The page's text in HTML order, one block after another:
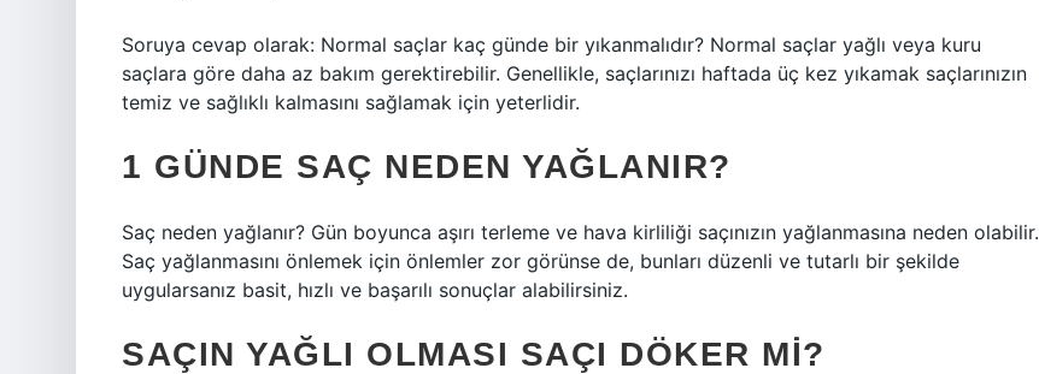
Soruya cevap olarak: Normal saçlar kaç günde bir yıkanmalıdır? Normal saçlar yağlı veya kuru
saçlara göre daha az bakım gerektirebilir. Genellikle, saçlarınızı haftada üç kez yıkamak saçlarınızın
temiz ve sağlıklı kalmasını sağlamak için yeterlidir.
1 GÜNDE SAÇ NEDEN YAĞLANIR?
Saç neden yağlanır? Gün boyunca aşırı terleme ve hava kirliliği saçınızın yağlanmasına neden olabilir.
Saç yağlanmasını önlemek için önlemler zor görünse de, bunları düzenli ve tutarlı bir şekilde
uygularsanız basit, hızlı ve başarılı sonuçlar alabilirsiniz.
SAÇIN YAĞLI OLMASI SAÇI DÖKER MI?